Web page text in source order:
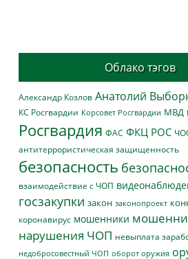
Облако тэгов
Александр Козлов Анатолий
КС Росгвардии Корсовет Росгвардии МВД
Росгвардия ФАС ФКЦ РОС
антитеррористическая защищенность
безопасность
взаимодействие с ЧОП
госзакупки закон законопроект
коронавирус мошенники
нарушения ЧОП невыплата
недобросовестный ЧОП оборот оружия